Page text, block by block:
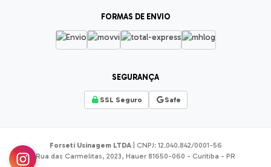
FORMAS DE ENVIO
SEGURANÇA
SSL Seguro Safe
Forseti Usinagem LTDA| CNPJ: 12.040.842/0001-56
Rua das Carmelitas, 2023, Hauer 81650-060 - Curitiba - PR